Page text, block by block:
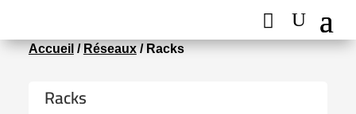
Accueil/Réseaux/ Racks
Racks